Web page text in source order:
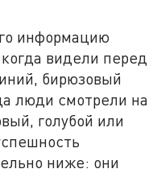
информацию
видели перед
бирюзовый
люди смотрели на
голубой или
ниже: они